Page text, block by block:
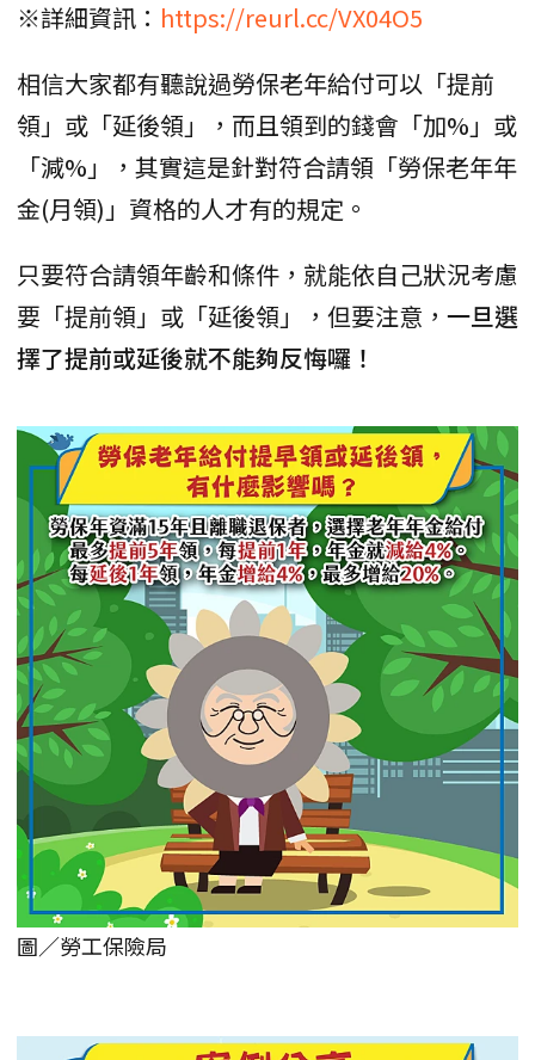
※詳細資訊： https://reurl.cc/VX04O5
相信大家都有聽說過勞保老年給付可以「提前
領」或「延後領」，而且領到的錢會「加%」或
「減%」，其實這是針對符合請領「勞保老年年
金(月領)」資格的人才有的規定。
只要符合請領年齡和條件，就能依自己狀況考慮
要「提前領」或「延後領」，但要注意， 一旦選
擇了提前或延後就不能夠反悔囉！
圖／勞工保險局